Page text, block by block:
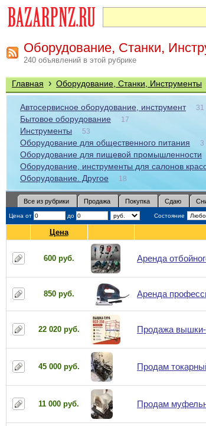
Оборудование, Станки,
240 объявлений в этой рубрике
Главная › Оборудование, Станки, Инструменты
Автосервисное оборудование, инструмент 31
Бытовое оборудование 17
Инструменты 53
Оборудование для общественного питания 3
Оборудование для пищевой промышленности
Оборудование, инструменты для салонов
Оборудование. Другое 18
Все из рубрики Продажа Покупка Сдаю
Цена от до Состояние
Цена
600 руб. Аренда
850 руб. Аренда
22 020 руб. Продажа вышки-
45 000 руб. Продам
11 000 руб. Продам